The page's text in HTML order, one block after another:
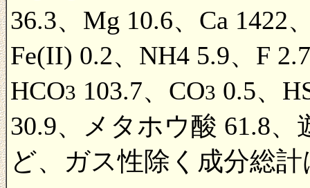
36.3、Mg 10.6、Ca 1422
Fe(II) 0.2、NH4 5.9、F
HCO3 103.7、CO3 0.5、
30.9、メタホウ酸 61.8、
ど、ガス性除く成分総